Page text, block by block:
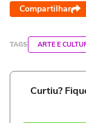
Compartilhar
TAGS ARTE E
Curtiu?